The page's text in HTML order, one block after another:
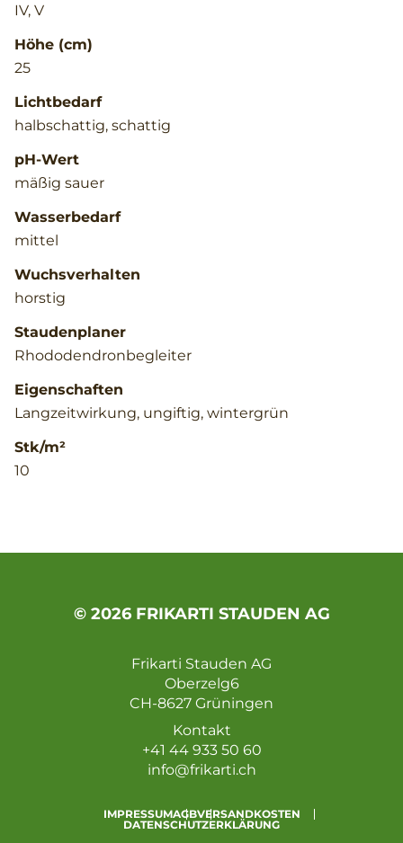
IV, V
Höhe (cm)
25
Lichtbedarf
halbschattig, schattig
pH-Wert
mäßig sauer
Wasserbedarf
mittel
Wuchsverhalten
horstig
Staudenplaner
Rhododendronbegleiter
Eigenschaften
Langzeitwirkung, ungiftig, wintergrün
Stk/m²
10
© 2026 FRIKARTI STAUDEN AG
Frikarti Stauden AG
Oberzelg6
CH-8627 Grüningen
Kontakt
+41 44 933 50 60
info@frikarti.ch
IMPRESSUMAGBVERSANDKOSTEN
DATENSCHUTZERKLÄRUNG